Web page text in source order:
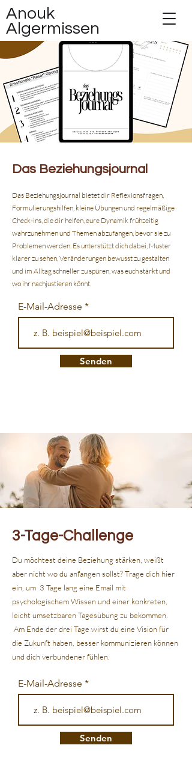
Anouk
Algermissen
Das Beziehungsjournal
Das Beziehungsjournal bietet dir Reflexionsfragen,
Formulierungshilfen, kleine Übungen und regelmäßige
Check-ins, die dir helfen, eure Dynamik frühzeitig
wahrzunehmen und Themen abzufangen, bevor sie zu
Problemen werden. Es unterstützt dich dabei, Muster
klarer zu sehen, Veränderungen bewusst zu gestalten
und im Alltag schneller zu spüren, was euch stärkt und
wo ihr nachjustieren könnt.
E-Mail-Adresse
Senden
3-Tage-Challenge
Du möchtest deine Beziehung stärken, weißt
aber nicht wo du anfangen sollst? Trage dich hier
ein, um 3 Tage lang eine Email mit
psychologischem Wissen und einer konkreten,
leicht umsetzbaren Tagesübung zu bekommen.
Am Ende der drei Tage wirst du eine Vision für
die Zukunft haben, besser kommunizieren können
und dich verbundener fühlen.
E-Mail-Adresse
Senden